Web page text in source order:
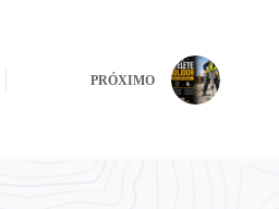
PRÓXIMO